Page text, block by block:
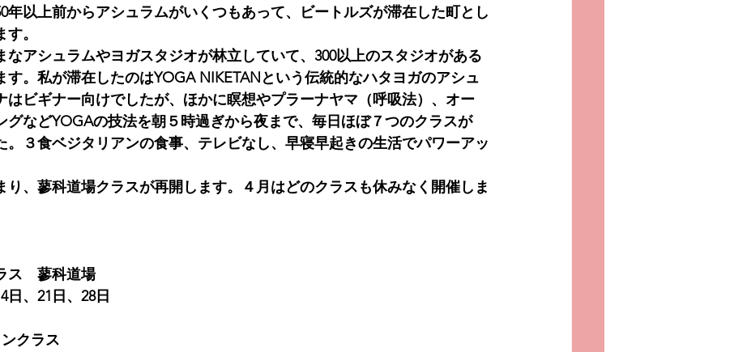
年以上前からアシュラムがいくつもあって、ビートルズが滞在した町とし
。
なアシュラムやヨガスタジオが林立していて、300以上のスタジオがある
す。私が滞在したのはYOGA NIKETANという伝統的なハタヨガのアシュ
はビギナー向けでしたが、ほかに瞑想やプラーナヤマ（呼吸法）、オー
グなどYOGAの技法を朝５時過ぎから夜まで、毎日ほぼ７つのクラスが
。３食ベジタリアンの食事、テレビなし、早寝早起きの生活でパワーアッ
り、蓼科道場クラスが再開します。４月はどのクラスも休みなく開催しま
ス　蓼科道場
、21日、28日
クラス